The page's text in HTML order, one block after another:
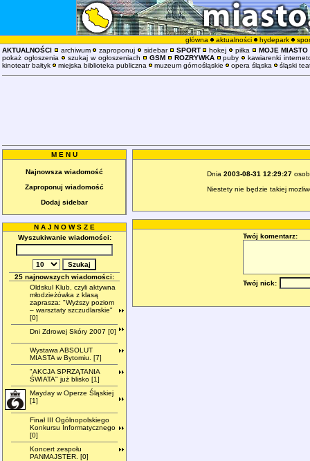
główna aktualności hydepark
AKTUALNOŚCI
archiwum zaproponuj sidebar SPORT hokej piłka
MOJE MIASTO
pokaż ogłoszenia
szukaj w ogłoszeniach GSM ROZRYWKA puby
kawiarenki
kinoteatr bałtyk
miejska biblioteka publiczna muzeum górnośląskie opera śląska śląski
M E N U
Najnowsza wiadomość
Zaproponuj wiadomość
Dodaj sidebar
N A J N O W S Z E
Wyszukiwanie wiadomości:
25 najnowszych wiadomości:
Oldskul Klub, czyli aktywna
młodzieżówka z klasą
zaprasza: "Wyższy poziom
– warsztaty szczudlarskie"
[0]
Dni Zdrowej Skóry 2007 [0]
Wystawa ABSOLUT
MIASTA w Bytomiu. [7]
"AKCJA SPRZĄTANIA
ŚWIATA" już blisko [1]
Mayday w Operze Śląskiej
[1]
Finał III Ogólnopolskiego
Konkursu Informatycznego
[0]
Koncert zespołu
PANMAJSTER. [0]
Dnia 2003-08-31 12:29:27
Niestety nie będzie takiej
Twój komentarz:
Twój nick: